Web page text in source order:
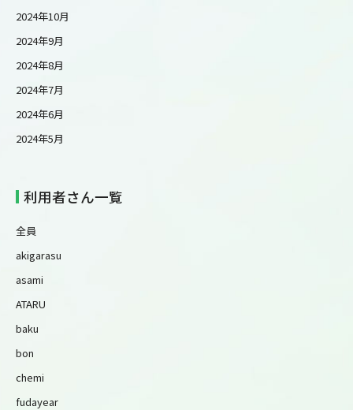
2024年10月
2024年9月
2024年8月
2024年7月
2024年6月
2024年5月
利用者さん一覧
全員
akigarasu
asami
ATARU
baku
bon
chemi
fudayear